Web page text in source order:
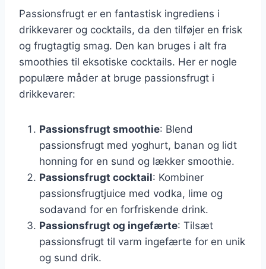
Passionsfrugt er en fantastisk ingrediens i
drikkevarer og cocktails, da den tilføjer en frisk
og frugtagtig smag. Den kan bruges i alt fra
smoothies til eksotiske cocktails. Her er nogle
populære måder at bruge passionsfrugt i
drikkevarer:
Passionsfrugt smoothie: Blend
passionsfrugt med yoghurt, banan og lidt
honning for en sund og lækker smoothie.
Passionsfrugt cocktail: Kombiner
passionsfrugtjuice med vodka, lime og
sodavand for en forfriskende drink.
Passionsfrugt og ingefærte: Tilsæt
passionsfrugt til varm ingefærte for en unik
og sund drik.